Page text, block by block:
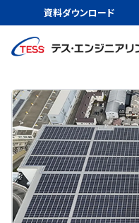
資料ダウンロード
実績紹介 東洋メビウス
オンサイトPPA 屋根
東洋メビウス